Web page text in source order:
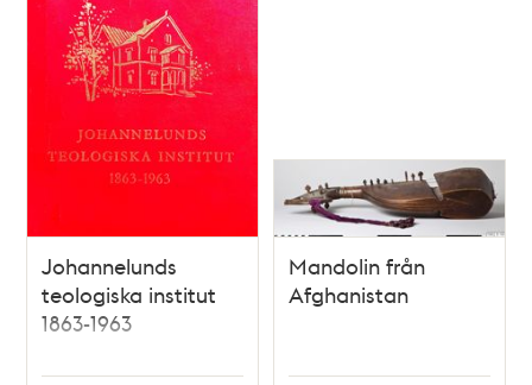
Johannelunds
teologiska institut
1863-1963
Mandolin från
Afghanistan